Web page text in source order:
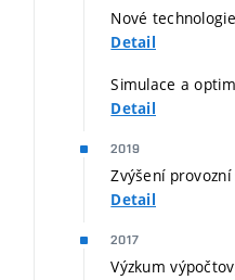
Nové
Detail
Simulace a
Detail
2019
Zvýšení
Detail
2017
Výzkum